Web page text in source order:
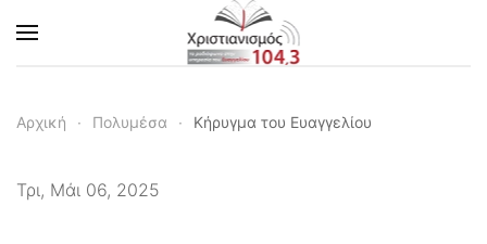
Skip to main content
Αρχική Πολυμέσα Κήρυγμα του Ευαγγελίου
Τρι, Μάι 06, 2025